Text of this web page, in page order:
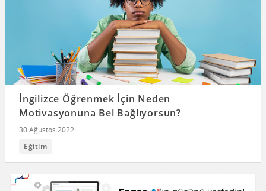
İngilizce Öğrenmek İçin Neden
Motivasyonuna Bel Bağlıyorsun?
30 Ağustos 2022
Eğitim